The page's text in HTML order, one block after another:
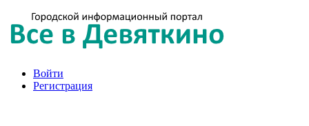
Войти
Регистрация